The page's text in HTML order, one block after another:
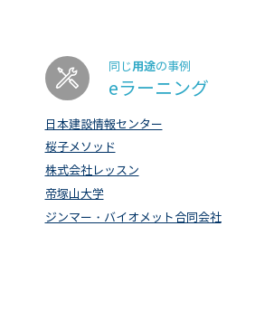
同じ用途の事例
eラーニング
日本建設情報センター
桜子メソッド
株式会社レッスン
帝塚山大学
ジンマー・バイオメット合同会社